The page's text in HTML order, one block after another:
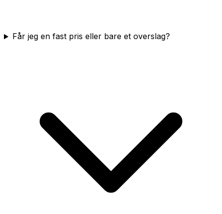
Får jeg en fast pris eller bare et overslag?